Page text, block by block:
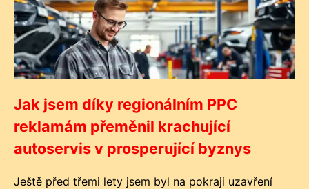
Jak jsem díky regionálním PPC
reklamám přeměnil krachující
autoservis v prosperující byznys
Ještě před třemi lety jsem byl na pokraji uzavření